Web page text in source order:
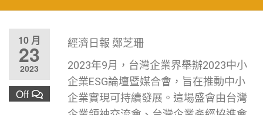
10 月
23
2023
Off
經濟日報 鄭芝珊
2023年9月，台灣企業界舉辦2023中小
企業ESG論壇暨媒合會，旨在推動中小
企業實現可持續發展。這場盛會由台灣